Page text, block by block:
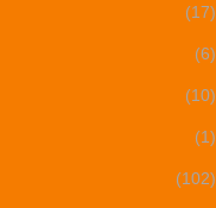
(17)
(6)
(10)
(1)
(102)